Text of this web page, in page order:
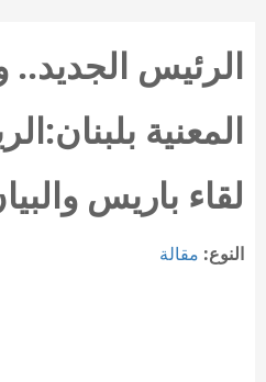
الرئيس
المعنية
لقاء باريس
النوع: مقالة